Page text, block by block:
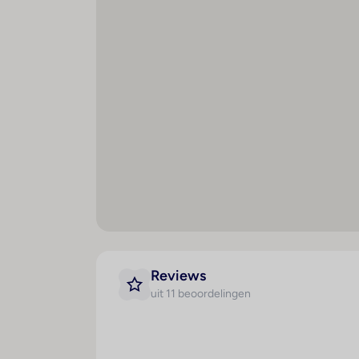
Telefoon
Satelliet/kabeltelevisie
Reviews
uit 11 beoordelingen